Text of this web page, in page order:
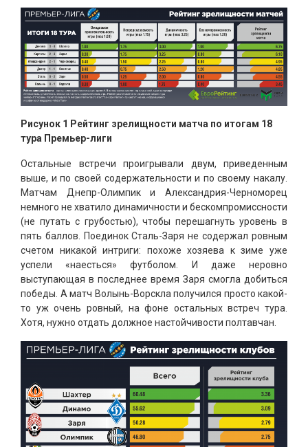
Рисунок 1 Рейтинг зрелищности матча по итогам 18
тура Премьер-лиги
Остальные встречи проигрывали двум, приведенным
выше, и по своей содержательности и по своему накалу.
Матчам Днепр-Олимпик и Александрия-Черноморец
немного не хватило динамичности и бескомпромиссности
(не путать с грубостью), чтобы перешагнуть уровень в
пять баллов. Поединок Сталь-Заря не содержал ровным
счетом никакой интриги: похоже хозяева к зиме уже
успели «наесться» футболом. И даже неровно
выступающая в последнее время Заря смогла добиться
победы. А матч Волынь-Ворскла получился просто какой-
то уж очень ровный, на фоне остальных встреч тура.
Хотя, нужно отдать должное настойчивости полтавчан.